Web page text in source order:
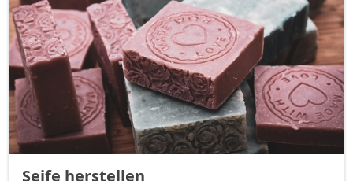
Seife herstellen